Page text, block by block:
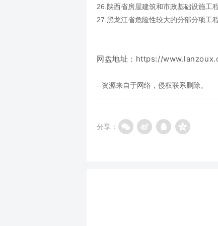
26.陕西省房屋建筑和市政基础设施工
27.黑龙江省危险性较大的分部分项工
网盘地址： https://
--资源来自于网络，侵权联系删除。
分享：